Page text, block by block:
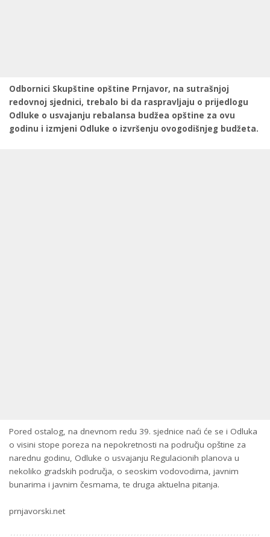
Odbornici Skupštine opštine Prnjavor, na sutrašnjoj
redovnoj sjednici, trebalo bi da raspravljaju o prijedlogu
Odluke o usvajanju rebalansa budžea opštine za ovu
godinu i izmjeni Odluke o izvršenju ovogodišnjeg budžeta.
Pored ostalog, na dnevnom redu 39. sjednice naći će se i Odluka
o visini stope poreza na nepokretnosti na području opštine za
narednu godinu, Odluke o usvajanju Regulacionih planova u
nekoliko gradskih područja, o seoskim vodovodima, javnim
bunarima i javnim česmama, te druga aktuelna pitanja.
prnjavorski.net